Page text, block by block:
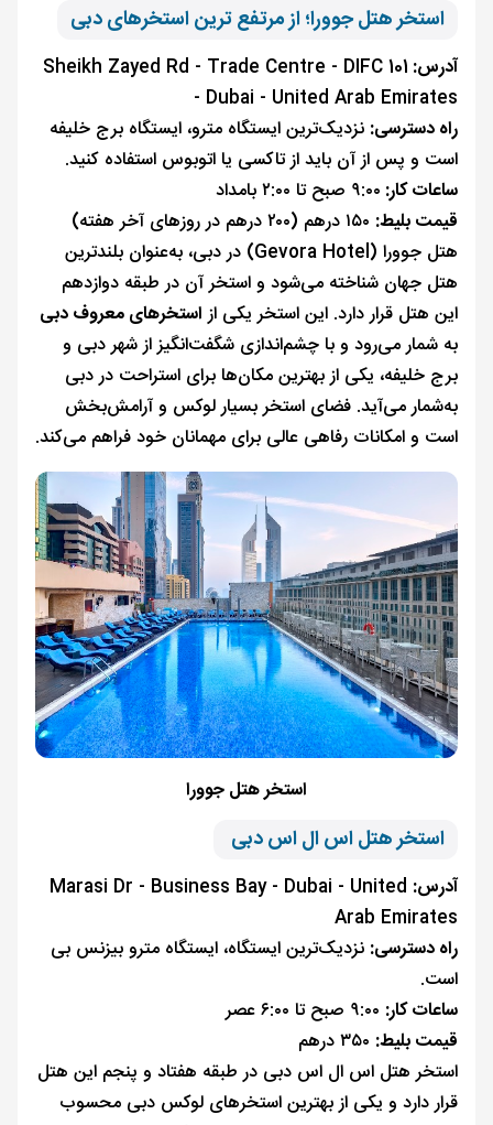
استخر هتل جوورا؛ از مرتفع ترین استخرهای دبی
آدرس:
101 Sheikh Zayed Rd - Trade Centre - DIFC
- Dubai - United Arab Emirates
راه دسترسی: نزدیک‌ترین ایستگاه مترو، ایستگاه برج خلیفه
است و پس از آن باید از تاکسی یا اتوبوس استفاده کنید.
ساعات کار: ۹:۰۰ صبح تا ۲:۰۰ بامداد
قیمت بلیط:
هتل جوورا (Gevora Hotel) در دبی، به‌عنوان بلندترین
هتل جهان شناخته می‌شود و استخر آن در طبقه دوازدهم
این هتل قرار دارد. این استخر یکی ازاستخرهای معروف دبی
به شمار می‌رود و با چشم‌اندازی شگفت‌انگیز از شهر دبی و
برج خلیفه، یکی از بهترین مکان‌ها برای استراحت در دبی
به‌شمار می‌آید. فضای استخر بسیار لوکس و آرامش‌بخش
است و امکانات رفاهی عالی برای مهمانان خود فراهم می‌کند.
استخر هتل جوورا
استخر هتل اس ال اس دبی
آدرس: Marasi Dr - Business Bay - Dubai - United
Arab Emirates
راه دسترسی: نزدیک‌ترین ایستگاه، ایستگاه مترو بیزنس بی
است.
ساعات کار:
قیمت بلیط:
استخر هتل اس ال اس دبی در طبقه هفتاد و پنجم این هتل
قرار دارد و یکی از بهترین استخرهای لوکس دبی محسوب